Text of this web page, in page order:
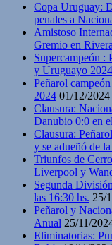
Copa Uruguay:
penales a
Amistoso
Gremio en
Supercampeón :
y Uruguayo 2024
Peñarol
2024 01/12/2024
Clausura:
Danubio 0:0 en
Clausura:
y se adueñó de
Triunfos de
Liverpool y
Segunda
las 16:30 hs. 25/
Peñarol y
Anual 25/11/
Eliminatorias: